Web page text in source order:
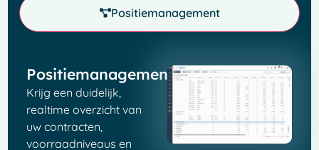
Positiemanagement
Positiemanagement
Krijg een duidelijk,
realtime overzicht van
uw contracten,
voorraadniveaus en